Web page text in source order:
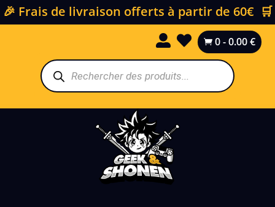
🎉 Frais de livraison offerts à partir de 60€ 🛒
   0-0.00€
Recherche
de
produits